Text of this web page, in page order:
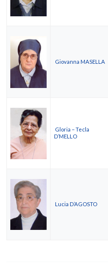
Giovanna MASELLA
Gloria – Tecla
D’MELLO
Lucia D’AGOSTO